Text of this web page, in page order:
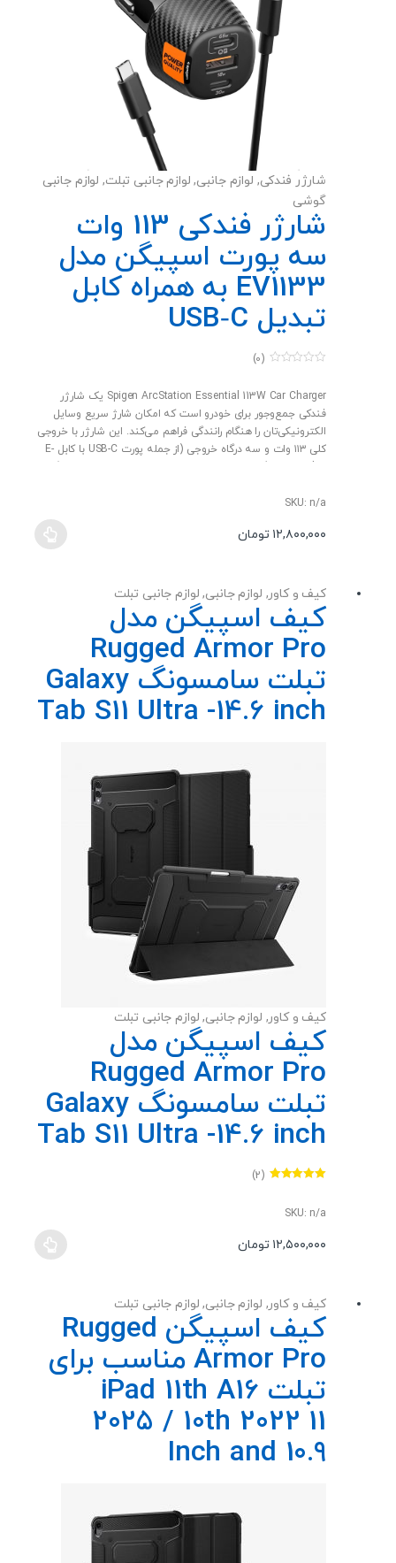
شارژر فندکی, لوازم جانبی, لوازم جانبی تبلت, لوازم جانبی
گوشی
شارژر فندکی 113 وات
سه پورت اسپیگن مدل
EV1133 به همراه کابل
تبدیل USB‑C
u
o
f
5
(0)
Spigen ArcStation Essential 113W Car Charger یک شارژر
فندکی جمع‌وجور برای خودرو است که امکان شارژ سریع وسایل
الکترونیکی‌تان را هنگام رانندگی فراهم می‌کند. این شارژر با خروجی
کلی ۱۱۳ وات و سه درگاه خروجی (از جمله پورت USB-C با کابل E-
گسترده‌ای از دستگاه‌ها (از گوشی‌های هوشمند گرفته تا لپ‌تاپ و
تبلت) سازگار است و از پروتکل‌های رایج شارژ سریع پشتیبانی
می‌کند. طراحی کوچک و فشرده آن باعث می‌شود به راحتی در جای
کاربردی و راحت است.
SKU: n/a
۱۲,۸۰۰,۰۰۰ تومان
این
انواع
مختلفی
می
گزینه
ها
کیف و کاور, لوازم جانبی, لوازم جانبی تبلت
کیف اسپیگن مدل
Rugged Armor Pro
تبلت سامسونگ Galaxy
Tab S11 Ultra -14.6 inch
کیف و کاور, لوازم جانبی, لوازم جانبی تبلت
کیف اسپیگن مدل
Rugged Armor Pro
تبلت سامسونگ Galaxy
Tab S11 Ultra -14.6 inch
(2)
SKU: n/a
۱۲,۵۰۰,۰۰۰ تومان
این
انواع
مختلفی
می
گزینه
ها
است
کیف و کاور, لوازم جانبی, لوازم جانبی تبلت
کیف اسپیگن Rugged
Armor Pro مناسب برای
تبلت iPad 11th A16
2025 / 10th 2022 11
Inch and 10.9